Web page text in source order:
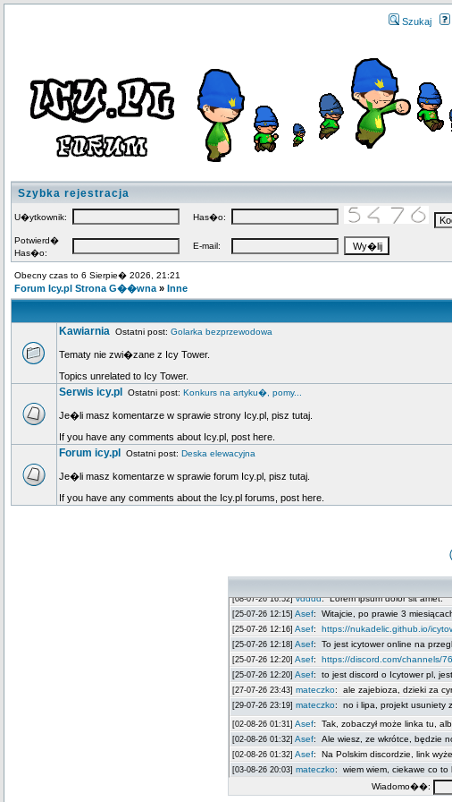
Szukaj
Szybka rejestracja
U�ytkownik: Has�o:
Potwierd�
Has�o:
E-mail:
Obecny czas to 6 Sierpie� 2026, 21:21
Forum Icy.pl Strona G��wna » Inne
Kawiarnia Ostatni post: Golarka bezprzewodowa
Tematy nie zwi�zane z Icy Tower.
Topics unrelated to Icy Tower.
Serwis icy.pl Ostatni post: Konkurs na artyku�, pomy...
Je�li masz komentarze w sprawie strony Icy.pl, pisz tutaj.
If you have any comments about Icy.pl, post here.
Forum icy.pl Ostatni post: Deska elewacyjna
Je�li masz komentarze w sprawie forum Icy.pl, pisz tutaj.
If you have any comments about the Icy.pl forums, post here.
Wiadomo��: